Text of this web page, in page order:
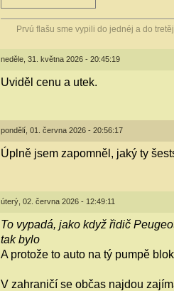
Prvú flašu sme vypili do jednéj a do
neděle, 31. května 2026 - 20:45:19
Uviděl cenu a utek.
pondělí, 01. června 2026 - 20:56:17
Úplně jsem zapomněl, jaký ty
úterý, 02. června 2026 - 12:49:11
To vypadá, jako když řidič
tak bylo
A protože to auto na tý pumpě
V zahraničí se občas najdou